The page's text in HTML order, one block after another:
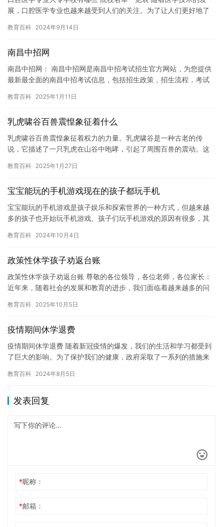
展，口腔医学专业也越来越受到人们的关注。为了让人们更好地了
大…
教育百科 2024年9月14日
南昌中招网
南昌中招网： 南昌中招网是南昌中招考试招生官方网站，为您提供
最新最全面的南昌中招考试信息，包括招生政策，招生流程，考试
查询…
教育百科 2025年1月11日
乳虎啸谷百兽震惶象征着什么
乳虎啸谷百兽震惶象征着权力的力量。乳虎啸谷是一种古老的传
说，它描述了一只乳虎在山谷中咆哮，引起了周围百兽的震动。这
自然界的…
教育百科 2025年1月27日
宝宝能玩的手机游戏现在的孩子都玩手机
宝宝能玩的手机游戏是孩子娱乐和探索世界的一种方式，但越来越
多的孩子也开始玩手机游戏。孩子们玩手机游戏的原因有很多，其
机游戏…
教育百科 2024年10月4日
政策性休学孩子劝返台账
政策性休学孩子劝返台账 尊敬的各位领导，各位老师，各位家长：
近年来，随着社会的发展和教育的进步，我们面临着越来越多的问
呢…
教育百科 2025年10月5日
疫情期间休学退费
疫情期间休学退费 随着新冠疫情的爆发，我们的生活和学习都受到
了巨大的影响。为了保护我们的健康，政府采取了一系列的措施来
许多…
教育百科 2024年8月5日
发表回复
*昵称：
*邮箱：